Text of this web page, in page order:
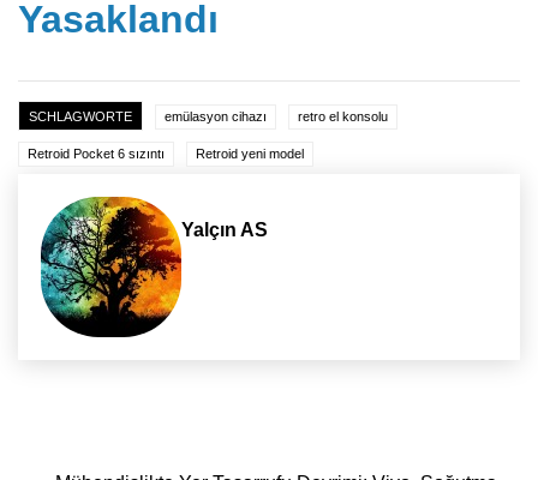
Yasaklandı
SCHLAGWORTE emülasyon cihazı retro el konsolu
Retroid Pocket 6 sızıntı Retroid yeni model
Yalçın AS